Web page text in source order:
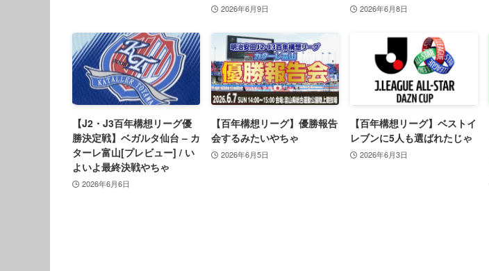
2026年6月9日 2026年6月8日
【J2・J3百年構想リーグ優
勝決定戦】ベガルタ仙台 – カ
ターレ富山[プレビュー] / い
よいよ最終決戦やちゃ
2026年6月6日
【百年構想リーグ】優勝報告
会するみたいやちゃ
2026年6月5日
【百年構想リーグ】ベストイ
レブンに5人も選ばれたじゃ
2026年6月3日